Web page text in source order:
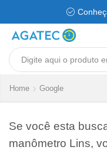
Home Google
Se você esta
manômetro Lins,